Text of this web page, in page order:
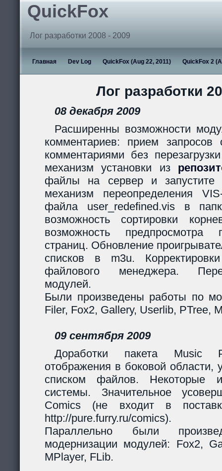
QuickFox
Лог разработки 2008 - 2009
Главная Dev Log QuickFox (Aug 22, 2011) QuickFox 2
Лог разработки
08 декабря 2009
Расширенны возможности
комментариев: прием запросов
комментариями без
механизм установки из
файлы на сервер и запустите
механизм переопределения
файла user_redefined.vis в
возможность сортировки
возможность предпросмотра
страниц. Обновление
списков в m3u.
файлового менеджера.
модулей.
Были произведены работы по
Filer, Fox2, Gallery, Userlib, PTree,
09 сентября 2009
Доработки пакета Music
отображения в боковой области,
списком файлов. Некоторые
системы. Значительное
Comics (не входит в
http://pure.furry.ru/comics).
Параллельно были
модернизации модулей: Fox2,
MPlayer, FLib.